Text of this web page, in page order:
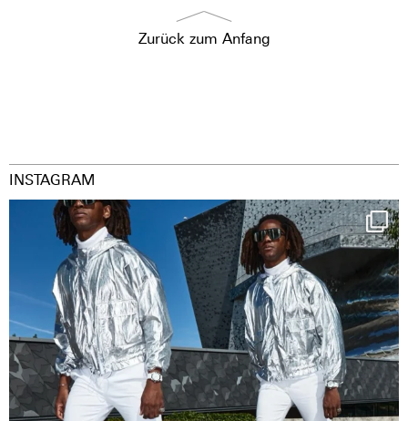
Zurück zum Anfang
INSTAGRAM
Happy Streetparade everybody
Music in...
36
2